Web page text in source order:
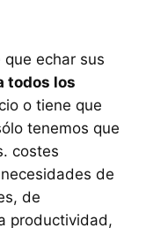
echar sus
todos los
o tiene que
tenemos que
costes
de
de
productividad,